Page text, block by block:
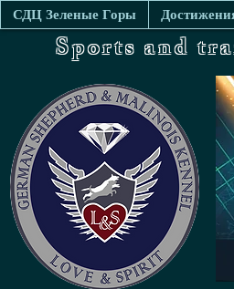
СДЦ Зеленые Горы
Sports and